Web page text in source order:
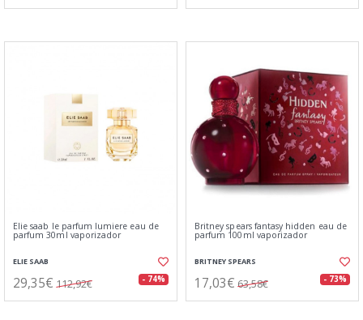
Elie saab le parfum lumiere eau de
parfum 30ml vaporizador
ELIE SAAB
29,35€ 112,92€ - 74%
Britney spears fantasy hidden eau de
parfum 100ml vaporizador
BRITNEY SPEARS
17,03€ 63,58€ - 73%